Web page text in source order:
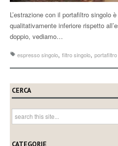
L’estrazione con il portafiltro singolo
qualitativamente inferiore rispetto
doppio, vediamo…
espresso singolo, filtro singolo,
CERCA
CATEGORIE